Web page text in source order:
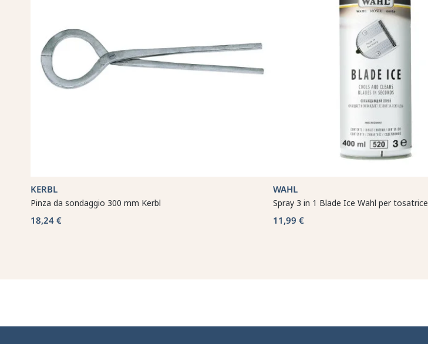
KERBL
Pinza da sondaggio 300 mm Kerbl
18,24 €
WAHL
Spray 3 in 1 Blade Ice Wahl per tosatrice
11,99 €